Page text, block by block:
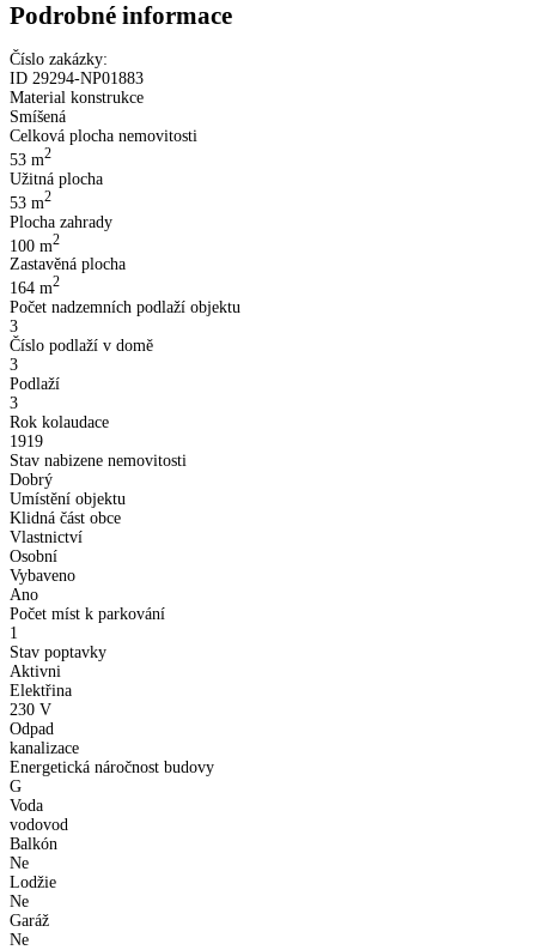
Podrobné informace
Číslo zakázky:
ID 29294-NP01883
Material konstrukce
Smíšená
Celková plocha nemovitosti
53 m2
Užitná plocha
53 m2
Plocha zahrady
100 m2
Zastavěná plocha
164 m2
Počet nadzemních podlaží objektu
3
Číslo podlaží v domě
3
Podlaží
3
Rok kolaudace
1919
Stav nabizene nemovitosti
Dobrý
Umístění objektu
Klidná část obce
Vlastnictví
Osobní
Vybaveno
Ano
Počet míst k parkování
1
Stav poptavky
Aktivni
Elektřina
230 V
Odpad
kanalizace
Energetická náročnost budovy
G
Voda
vodovod
Balkón
Ne
Lodžie
Ne
Garáž
Ne